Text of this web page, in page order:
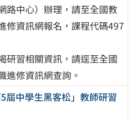
路中心）辦理，請至全國教
修資訊網報名，課程代碼497
研習相關資訊，請逕至全國
進修資訊網查詢。
5屆中學生黑客松」教師研習